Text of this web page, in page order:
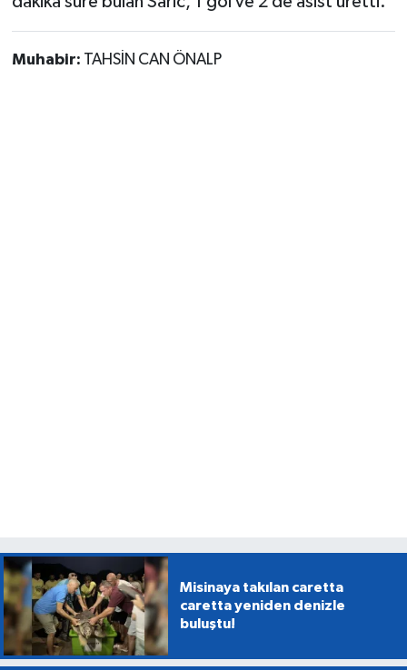
Muhabir: TAHSİN CAN ÖNALP
Misinaya takılan caretta
caretta yeniden denizle
buluştu!